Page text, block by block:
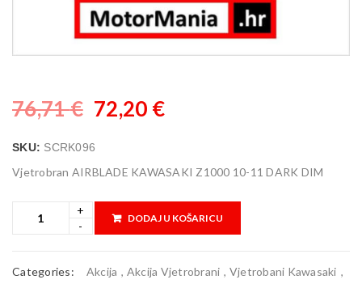
76,71€ 72,20 €
SKU: SCRK096
Vjetrobran AIRBLADE KAWASAKI Z1000 10-11 DARK DIM
DODAJ U KOŠARICU
Categories: Akcija , Akcija Vjetrobrani , Vjetrobani Kawasaki ,